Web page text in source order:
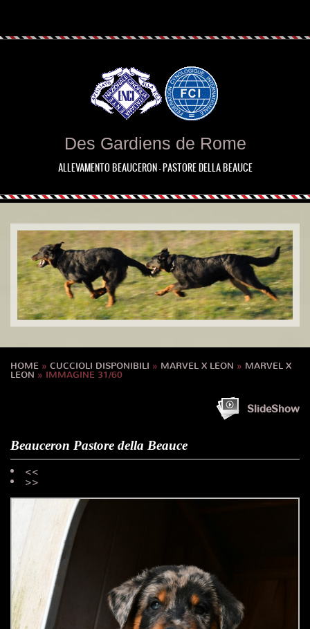
Des Gardiens de Rome
ALLEVAMENTO BEAUCERON - PASTORE DELLA BEAUCE
HOME » CUCCIOLI DISPONIBILI » MARVEL X LEON » MARVEL X
LEON » IMMAGINE 31/60
SlideShow
Beauceron Pastore della Beauce
<<
>>